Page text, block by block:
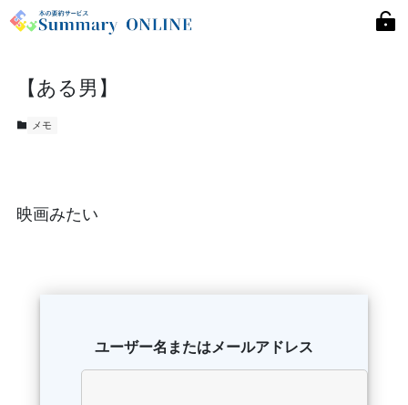
【ある男】
メモ
映画みたい
ユーザー名またはメールアドレス